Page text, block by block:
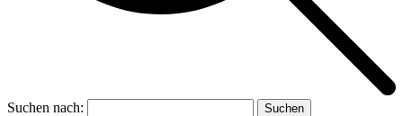
Suchen nach: